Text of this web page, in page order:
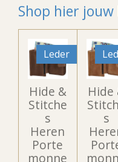
Shop hier
Leder
Hide &
Stitche
s
Heren
Porte
monne
Hide
s